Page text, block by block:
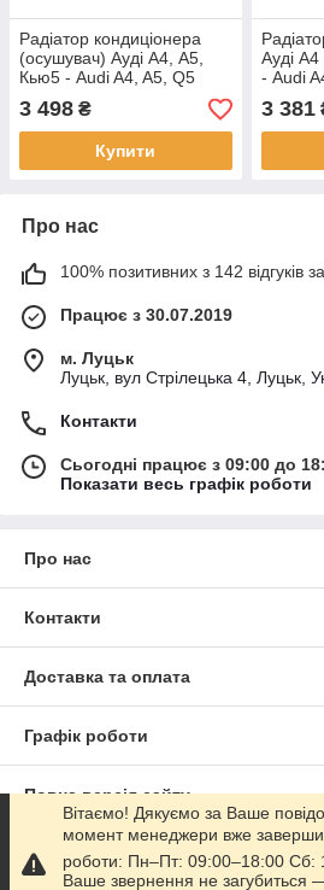
Радіатор кондиціонера
(осушувач) Ауді А4, А5,
Кью5 - Audi A4, A5, Q5
(2.0-3.0 D) 2008-
3 498 ₴
Купити
Ауді
- Audi
2002-
3 381
Про нас
100% позитивних з 142 відгуків
Працює з 30.07.2019
м. Луцьк
Луцьк, вул Стрілецька 4, Луцьк,
Контакти
Сьогодні працює з 09:00 до
Показати весь графік роботи
Про нас
Контакти
Доставка та оплата
Графік роботи
Повна версія сайту
Сайт створено на маркетплейсі
Вітаємо! Дякуємо за Ваше
момент менеджери вже
роботи: Пн–Пт: 09:00–18:00 Сб:
Ваше звернення не загубиться